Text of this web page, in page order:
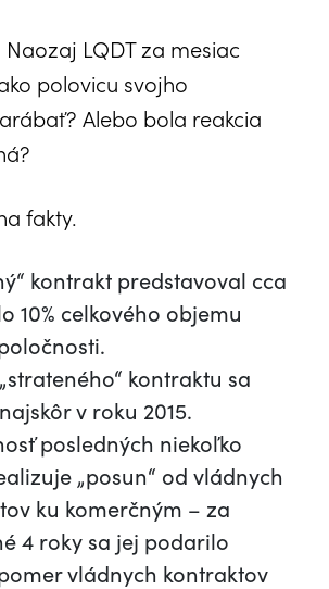
LQDT za mesiac
polovicu svojho
Alebo bola reakcia
fakty.
kontrakt predstavoval cca
10% celkového objemu
kontraktu sa
v roku 2015.
posledných niekoľko
„posun“ od vládnych
ku komerčným – za
4 roky sa jej podarilo
vládnych kontraktov